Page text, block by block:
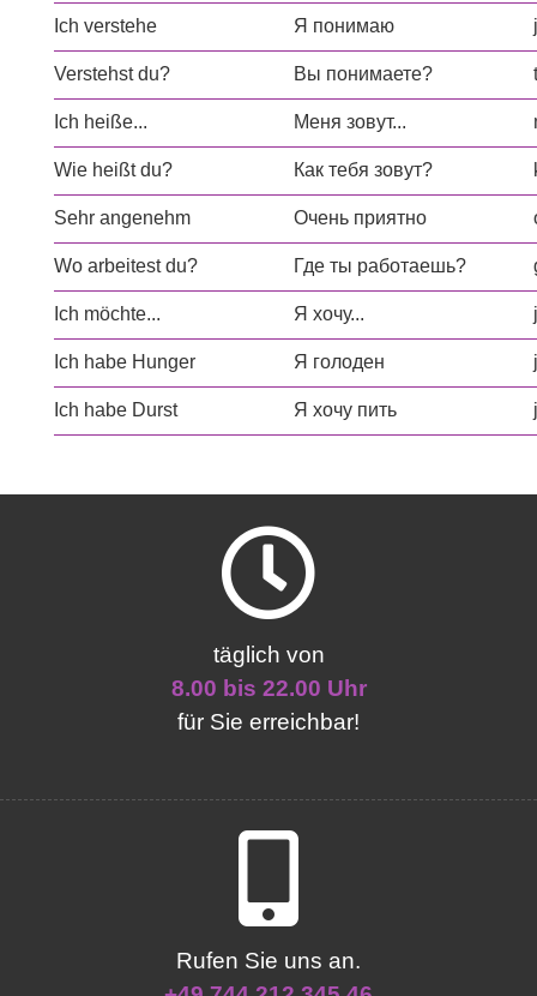
Ich verstehe Я понимаю
Verstehst du? Вы понимаете?
Ich heiße... Меня зовут...
Wie heißt du? Как тебя зовут?
Sehr angenehm Очень приятно
Wo arbeitest du? Где ты работаешь?
Ich möchte... Я хочу...
Ich habe Hunger Я голоден
Ich habe Durst Я хочу пить
täglich von
8.00 bis 22.00 Uhr
für Sie erreichbar!
Rufen Sie uns an.